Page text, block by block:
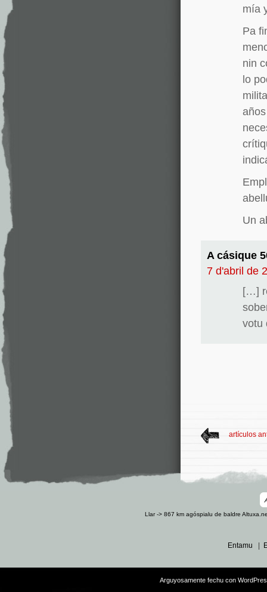
mía
Pa
nin
lo
Un
A cásique
7 d'abril de
[…]
votu
artículos
Llar -> 867 km agóspialu de baldre
Entamu
Arguyosamente fechu con